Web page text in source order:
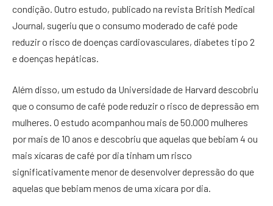
condição. Outro estudo, publicado na revista British Medical
Journal, sugeriu que o consumo moderado de café pode
reduzir o risco de doenças cardiovasculares, diabetes tipo 2
e doenças hepáticas.
Além disso, um estudo da Universidade de Harvard descobriu
que o consumo de café pode reduzir o risco de depressão em
mulheres. O estudo acompanhou mais de 50.000 mulheres
por mais de 10 anos e descobriu que aquelas que bebiam 4 ou
mais xícaras de café por dia tinham um risco
significativamente menor de desenvolver depressão do que
aquelas que bebiam menos de uma xícara por dia.